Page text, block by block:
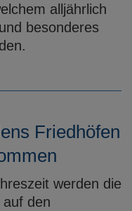
alljährlich
besonderes
Friedhöfen
werden die
den